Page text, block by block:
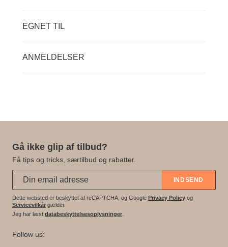
EGNET TIL
ANMELDELSER
Gå ikke glip af tilbud?
Få tips og tricks, særtilbud og rabatter.
INDSEND
Dette websted er beskyttet af reCAPTCHA, og Google Privacy Policy og
Servicevilkår gælder.
Jeg har læst databeskyttelsesoplysninger
Follow us: